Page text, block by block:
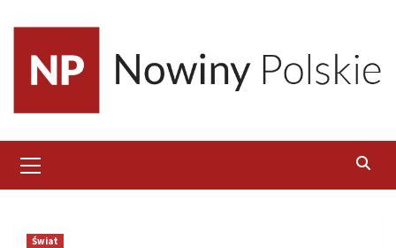
content
Menu
Świat